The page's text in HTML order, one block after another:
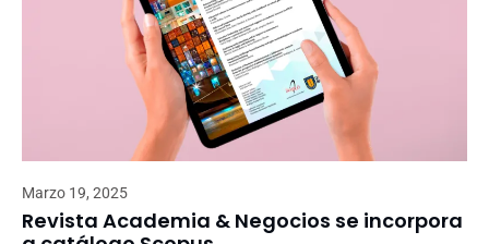
Marzo 19, 2025
Revista Academia & Negocios se incorpora